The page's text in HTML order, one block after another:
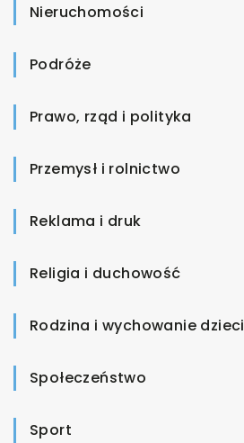
Nieruchomości
Podróże
Prawo, rząd i polityka
Przemysł i rolnictwo
Reklama i druk
Religia i duchowość
Rodzina i wychowanie dzieci
Społeczeństwo
Sport